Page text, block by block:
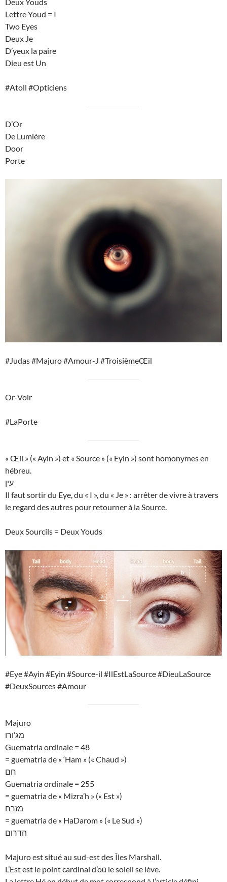
Lettre Youd = I
Two Eyes
Deux Je
D’yeux la paire
Dieu est Un
#Atoll #Opticiens
D’Or
De Lumière
Door
Porte
#Judas #Majuro #Amour-J #TroisièmeŒil
Or-Voir
#LaPorte
« Œil » (« Ayin ») et « Source » (« Eyin ») sont homonymes en
hébreu.
עין
Il faut sortir du Eye, du « I », du « Je » : arrêter de vivre à travers
le regard des autres pour retourner à la Source.
Deux Sourcils = Deux Youds
#Eye #Ayin #Eyin #Source-il #IlEstLaSource #DieuLaSource
#DeuxSources #Amour
Majuro
מג’ורו
Guematria ordinale = 48
= guematria de « ‘Ham » (« Chaud »)
חם
Guematria ordinale = 255
= guematria de « Mizra’h » (« Est »)
מזרח
= guematria de « HaDarom » (« Le Sud »)
הדרום
Majuro est situé au sud-est des Îles Marshall.
L’Est est le point cardinal d’où le soleil se lève.